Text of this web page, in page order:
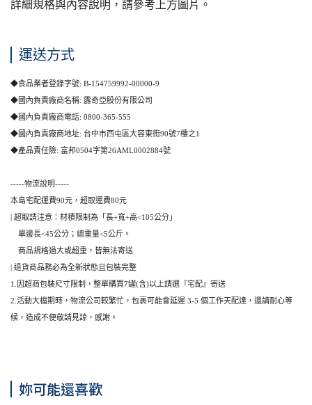
詳細規格與內容說明，請參考上方圖片。
運送方式
◆食品業者登錄字號: B-154759992-00000-9
◆國內負責廠商名稱: 露奇亞股份有限公司
◆國內負責廠商電話: 0800-365-555
◆國內負責廠商地址: 台中市西屯區大容東街90號7樓之1
◆產品責任險: 富邦0504字第26AML0002884號
-----物流說明-----
本島宅配運費90元，超取運費80元
| 超取請注意：材積限制為「長+寬+高<105公分」
單邊長<45公分；總重量<5公斤。
商品規格過大或超重，皆無法寄送
| 退貨商品務必為全新狀態且包裝完整
1.因超商包裝尺寸限制，整單購買7罐(含)以上請選『宅配』寄送
2.活動大檔期時，物流公司較繁忙，包裹可能會延遲 3-5 個工作天配達，還請耐心等
候，造成不便敬請見諒，感謝。
妳可能還喜歡